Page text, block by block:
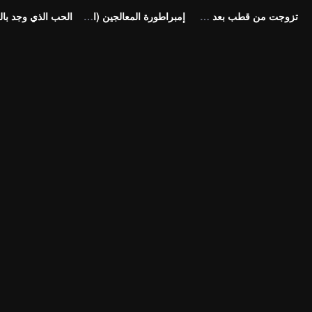
تزوجت من قطب بعد فسخ الخطوبة مباشرة؟! (النسخة الكورية) إمبراطورة المعالجين (النسخة الكورية)